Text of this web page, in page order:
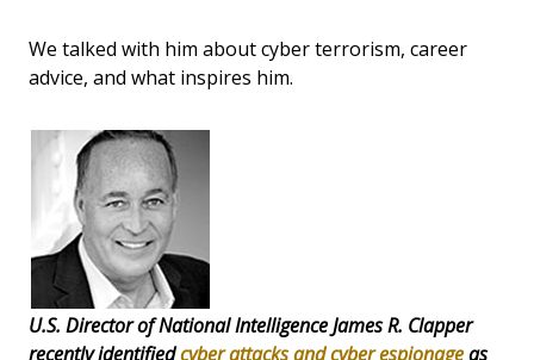
We talked with him about cyber terrorism, career
advice, and what inspires him.
U.S. Director of National Intelligence James R. Clapper
recently identifiedcyber attacks and cyber espionageas